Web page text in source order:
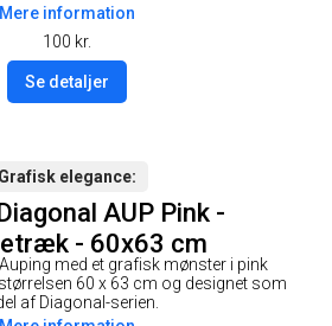
100 kr.
Se detaljer
Mere information
Grafisk elegance
AUP Pink -
- 60x63 cm
med et grafisk mønster i pink
60 x 63 cm og designet som
af Diagonal-serien.